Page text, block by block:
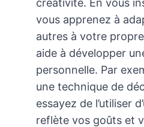
créativité. En vous
vous apprenez à
autres à votre
aide à développer
personnelle. Par
une technique de
essayez de l’utiliser
reflète vos goûts et